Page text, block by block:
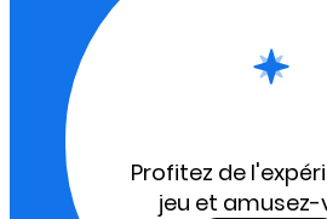
Profitez de
jeu et amusez-